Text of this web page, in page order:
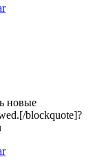
новые
blockquote]?